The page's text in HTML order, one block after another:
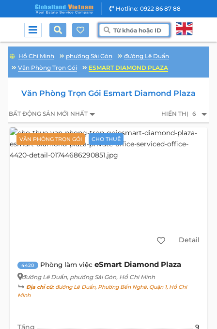
Hotline: 0922 86 87 88
Hồ Chí Minh phường Sài Gòn
đường Lê Duẩn
Văn Phòng Trọn Gói
ESMART DIAMOND PLAZA
Văn Phòng Trọn Gói Esmart Diamond Plaza
BẤT ĐỘNG SẢN MỚI NHẤT HIỂN THỊ 6
VĂN PHÒNG TRỌN GÓI CHO THUÊ
Detail
4420 Phòng làm việc eSmart Diamond Plaza
đường Lê Duẩn, phường Sài Gòn, Hồ Chí Minh
Địa chỉ cũ:đường Lê Duẩn, Phường Bến Nghé, Quận 1, Hồ Chí
Minh
Tầng
9